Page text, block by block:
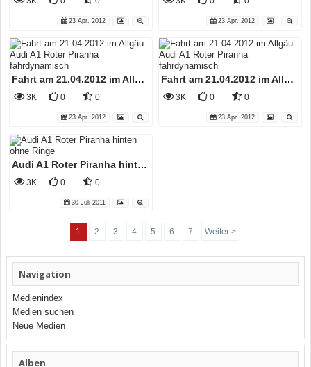
23 Apr. 2012 23 Apr. 2012
Fahrt am 21.04.2012 im Allgäu Audi A1 Roter Piranha fahrdynamisch
3K 0 0
23 Apr. 2012
Fahrt am 21.04.2012 im Allgäu Audi A1 Roter Piranha fahrdynamisch
3K 0 0
23 Apr. 2012
Audi A1 Roter Piranha hinten ohne Ringe
3K 0 0
30 Juli 2011
1 2 3 4 5 6 7 Weiter >
Navigation
Medienindex
Medien suchen
Neue Medien
Alben